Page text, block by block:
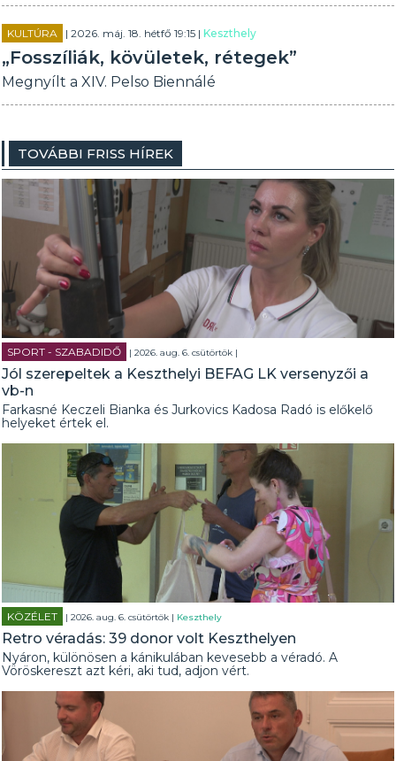
KULTÚRA | 2026. máj. 18. hétfő 19:15 |Keszthely
„Fosszíliák, kövületek, rétegek”
Megnyílt a XIV. Pelso Biennálé
TOVÁBBI FRISS HÍREK
SPORT - SZABADIDŐ | 2026. aug. 6. csütörtök |
Jól szerepeltek a Keszthelyi BEFAG LK versenyzői a
vb-n
Farkasné Keczeli Bianka és Jurkovics Kadosa Radó is előkelő
helyeket értek el.
KÖZÉLET | 2026. aug. 6. csütörtök | Keszthely
Retro véradás: 39 donor volt Keszthelyen
Nyáron, különösen a kánikulában kevesebb a véradó. A
Vöröskereszt azt kéri, aki tud, adjon vért.